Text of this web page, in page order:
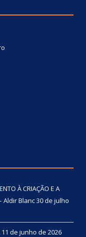
À CRIAÇÃO E A
Aldir Blanc30 de julho
11 de junho de 2026